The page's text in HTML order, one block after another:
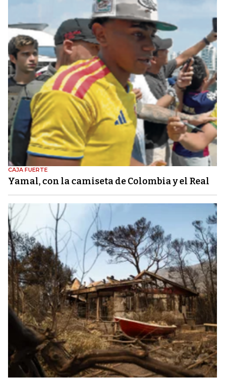
CAJA FUERTE
Yamal, con la camiseta de Colombia y el Real